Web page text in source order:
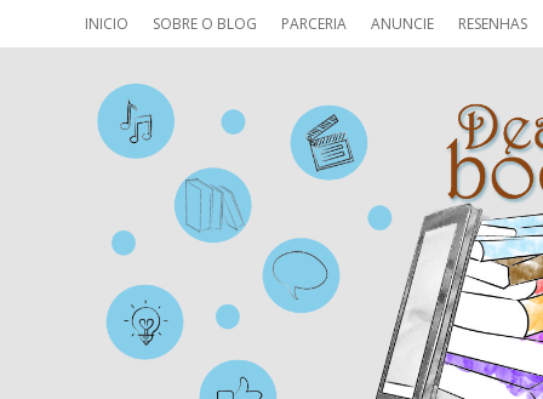
INICIO SOBRE O BLOG PARCERIA ANUNCIE RESENHAS